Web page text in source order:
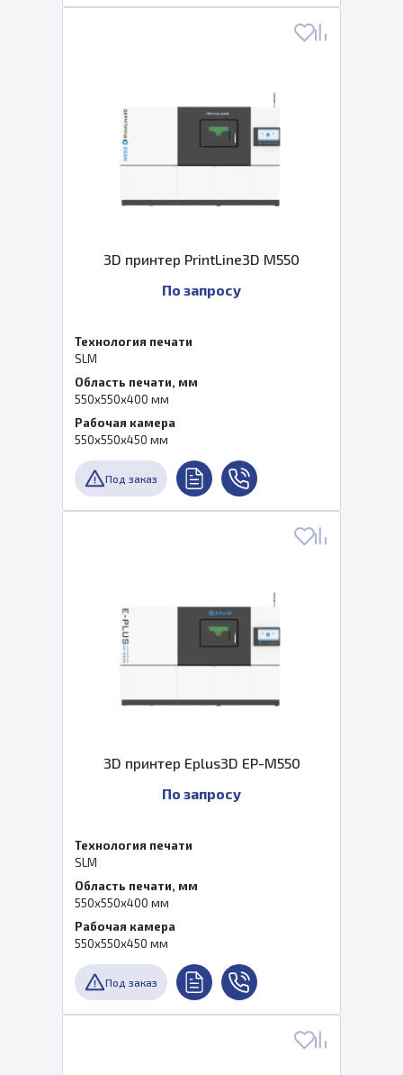
3D принтер PrintLine3D M550
По запросу
Технология печати
SLM
Область печати, мм
550x550x400 мм
Рабочая камера
550x550x450 мм
Под заказ
3D принтер Eplus3D EP-M550
По запросу
Технология печати
SLM
Область печати, мм
550x550x400 мм
Рабочая камера
550x550x450 мм
Под заказ